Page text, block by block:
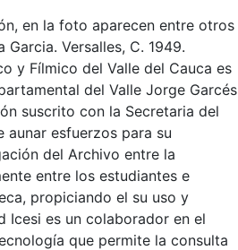
en la foto aparecen entre otros
Garcia. Versalles, C. 1949.
y Fílmico del Valle del Cauca es
del Valle Jorge Garcés
suscrito con la Secretaria del
esfuerzos para su
del Archivo entre la
entre los estudiantes e
propiciando el su uso y
Icesi es un colaborador en el
que permite la consulta